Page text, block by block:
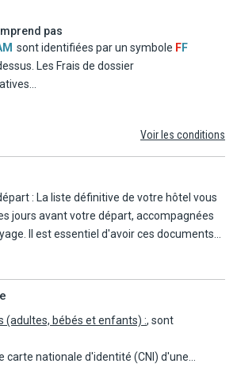
et de solidarité
pas
sont identifiées par un symbole FF
Les Frais de dossier
boissons
Voir les conditions
: La liste définitive de votre hôtel vous
jours avant votre départ, accompagnées
Il est essentiel d'avoir ces documents
afin de garantir le bon déroulement de
minute. L'ordre des visites pourra être
de vol, des conditions
facteurs externes comme l'écluse d'Esna,
(adultes, bébés et enfants) :, sont
carte nationale d'identité (CNI) d'une